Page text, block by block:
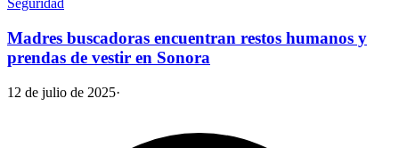
Seguridad
Madres buscadoras encuentran restos humanos y
prendas de vestir en Sonora
12 de julio de 2025·